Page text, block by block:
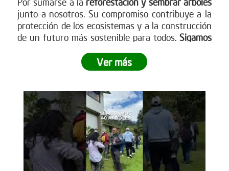
junto a nosotros. Su compromiso contribuye a la
protección de los ecosistemas y a la construcción
de un futuro más sostenible para todos.Sigamos
Ver más